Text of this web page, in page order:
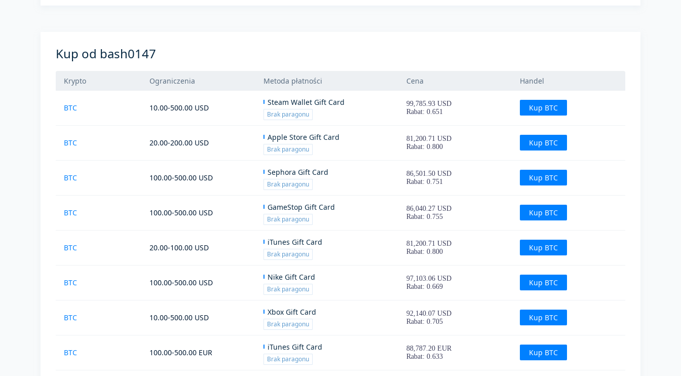
Kup od bash0147
Krypto Ograniczenia Metoda płatności Cena Handel
BTC 10.00-500.00 USD
Steam Wallet Gift Card
Brak paragonu
99,785.93 USD
Rabat: 0.651
Kup BTC
BTC 20.00-200.00 USD
Apple Store Gift Card
Brak paragonu
81,200.71 USD
Rabat: 0.800
Kup BTC
BTC 100.00-500.00 USD
Sephora Gift Card
Brak paragonu
86,501.50 USD
Rabat: 0.751
Kup BTC
BTC 100.00-500.00 USD
GameStop Gift Card
Brak paragonu
86,040.27 USD
Rabat: 0.755
Kup BTC
BTC 20.00-100.00 USD
iTunes Gift Card
Brak paragonu
81,200.71 USD
Rabat: 0.800
Kup BTC
BTC 100.00-500.00 USD
Nike Gift Card
Brak paragonu
97,103.06 USD
Rabat: 0.669
Kup BTC
BTC 10.00-500.00 USD
Xbox Gift Card
Brak paragonu
92,140.07 USD
Rabat: 0.705
Kup BTC
BTC 100.00-500.00 EUR
iTunes Gift Card
Brak paragonu
88,787.20 EUR
Rabat: 0.633
Kup BTC